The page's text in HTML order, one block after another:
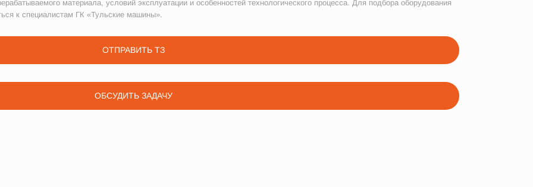
материала, условий эксплуатации и особенностей технологического процесса. Для подбора оборудования
к специалистам ГК «Тульские машины».
ОТПРАВИТЬ ТЗ
ОБСУДИТЬ ЗАДАЧУ